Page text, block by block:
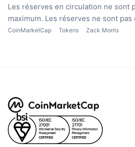
Les réserves en circulation ne sont
maximum. Les réserves ne sont
CoinMarketCap Tokens Zack Morris